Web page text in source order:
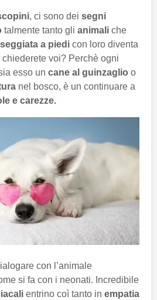
, ci sono dei segni
talmente tanto gli animali che
a piedi con loro diventa
chiederete voi? Perchè ogni
esso un cane al guinzaglio o
nel bosco, è un continuare a
e carezze.
con l’animale
si fa con i neonati. Incredibile
entrino coì tanto in empatia